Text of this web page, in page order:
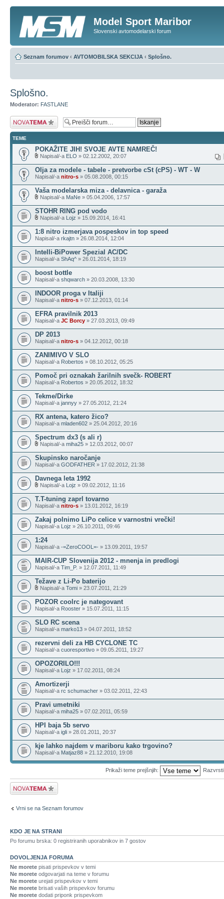
Model Sport Maribor
Slovenski avtomodelarski forum
Seznam forumov ‹ AVTOMOBILSKA SEKCIJA ‹ Splošno.
Splošno.
Moderator: FASTLANE
Napiši novo temo
TEME
POKAŽITE JIH! SVOJE AVTE NAMREČ!
Napisal/-a ELO » 02.12.2002, 20:07
Olja za modele - tabele - pretvorbe cSt (cPS) - WT - W
Napisal/-a nitro-s » 05.08.2008, 00:15
Vaša modelarska miza - delavnica - garaža
Napisal/-a MaNe » 05.04.2006, 17:57
STOHR RING pod vodo
Napisal/-a Lojz » 15.09.2014, 16:41
1:8 nitro izmerjava pospeskov in top speed
Napisal/-a rkajtn » 26.08.2014, 12:04
Intelli-BiPower Spezial AC/DC
Napisal/-a ShAq^ » 26.01.2014, 18:19
boost bottle
Napisal/-a shqwarch » 20.03.2008, 13:30
INDOOR proga v Italiji
Napisal/-a nitro-s » 07.12.2013, 01:14
EFRA pravilnik 2013
Napisal/-a JC Borcy » 27.03.2013, 09:49
DP 2013
Napisal/-a nitro-s » 04.12.2012, 00:18
ZANIMIVO V SLO
Napisal/-a Robertos » 08.10.2012, 05:25
Pomoč pri oznakah žarilnih svečk- ROBERT
Napisal/-a Robertos » 20.05.2012, 18:32
Tekme/Dirke
Napisal/-a jannyy » 27.05.2012, 21:24
RX antena, katero žico?
Napisal/-a mladen602 » 25.04.2012, 20:16
Spectrum dx3 (s ali r)
Napisal/-a miha25 » 12.03.2012, 00:07
Skupinsko naročanje
Napisal/-a GODFATHER » 17.02.2012, 21:38
Davnega leta 1992
Napisal/-a Lojz » 09.02.2012, 11:16
T.T-tuning zaprl tovarno
Napisal/-a nitro-s » 13.01.2012, 16:19
Zakaj polnimo LiPo celice v varnostni vrečki!
Napisal/-a Lojz » 26.10.2011, 09:46
1:24
Napisal/-a -=ZeroCOOL=- » 13.09.2011, 19:57
MAIR-CUP Slovenija 2012 - mnenja in predlogi
Napisal/-a Tim_P. » 12.07.2011, 11:49
Težave z Li-Po baterijo
Napisal/-a Tomi » 23.07.2011, 21:29
POZOR coolrc je nategovant
Napisal/-a Rooster » 15.07.2011, 11:15
SLO RC scena
Napisal/-a marko13 » 04.07.2011, 18:52
rezervni deli za HB CYCLONE TC
Napisal/-a cuoresportivo » 09.05.2011, 19:27
OPOZORILO!!!
Napisal/-a Lojz » 17.02.2011, 08:24
Amortizerji
Napisal/-a rc schumacher » 03.02.2011, 22:43
Pravi umetniki
Napisal/-a miha25 » 07.02.2011, 05:59
HPI baja 5b servo
Napisal/-a igli » 28.01.2011, 20:37
kje lahko najdem v mariboru kako trgovino?
Napisal/-a Matjaz88 » 21.12.2010, 19:08
Prikaži teme prejšnjih:
Napiši novo temo
Vrni se na Seznam forumov
KDO JE NA STRANI
Po forumu brska: 0 registriranih uporabnikov in 7 gostov
DOVOLJENJA FORUMA
Ne morete pisati prispevkov v temi
Ne morete odgovarjati na teme v forumu
Ne morete urejati prispevkov v temi
Ne morete brisati vaših prispevkov forumu
Ne morete dodati priponk prispevkom